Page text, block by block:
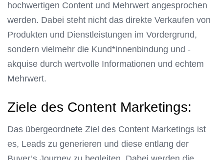
hochwertigen Content und Mehrwert angesprochen
werden. Dabei steht nicht das direkte Verkaufen von
Produkten und Dienstleistungen im Vordergrund,
sondern vielmehr die Kund*innenbindung und -
akquise durch wertvolle Informationen und echtem
Mehrwert.
Ziele des Content Marketings:
Das übergeordnete Ziel des Content Marketings ist
es, Leads zu generieren und diese entlang der